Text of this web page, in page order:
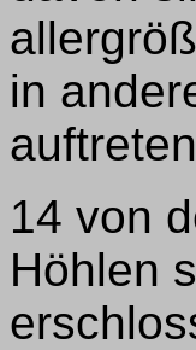
in
14 von
Höhlen